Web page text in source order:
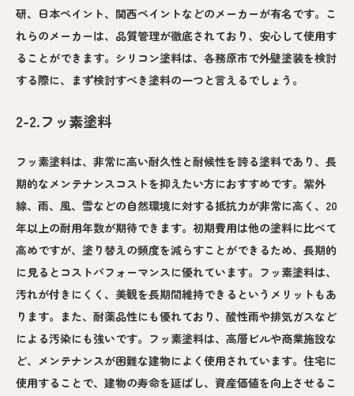
研、日本ペイント、関西ペイントなどのメーカーが有名です。こ
れらのメーカーは、品質管理が徹底されており、安心して使用す
ることができます。シリコン塗料は、各務原市で外壁塗装を検討
する際に、まず検討すべき塗料の一つと言えるでしょう。
2-2.フッ素塗料
フッ素塗料は、非常に高い耐久性と耐候性を誇る塗料であり、長
期的なメンテナンスコストを抑えたい方におすすめです。紫外
線、雨、風、雪などの自然環境に対する抵抗力が非常に高く、20
年以上の耐用年数が期待できます。初期費用は他の塗料に比べて
高めですが、塗り替えの頻度を減らすことができるため、長期的
に見るとコストパフォーマンスに優れています。フッ素塗料は、
汚れが付きにくく、美観を長期間維持できるというメリットもあ
ります。また、耐薬品性にも優れており、酸性雨や排気ガスなど
による汚染にも強いです。フッ素塗料は、高層ビルや商業施設な
ど、メンテナンスが困難な建物によく使用されています。住宅に
使用することで、建物の寿命を延ばし、資産価値を向上させるこ